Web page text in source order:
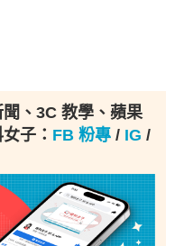
、3C 教學、蘋果
子： FB 粉專 / IG /